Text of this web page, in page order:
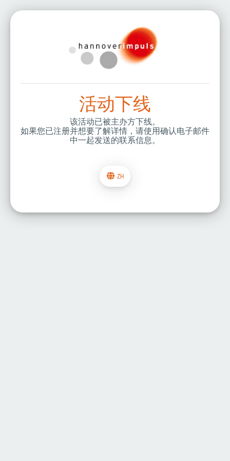
活动下线
该活动已被主办方下线。
如果您已注册并想要了解详情，请使用确认电子邮件
中一起发送的联系信息。
ZH